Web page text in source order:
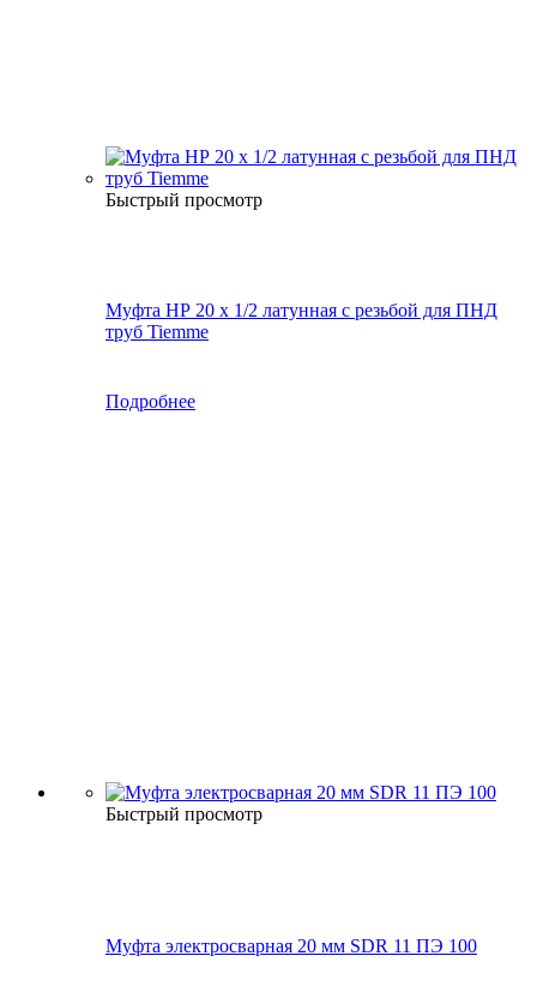
Быстрый просмотр
Муфта НР 20 х 1/2 латунная с резьбой для ПНД
труб Tiemme
Подробнее
Быстрый просмотр
Муфта электросварная 20 мм SDR 11 ПЭ 100